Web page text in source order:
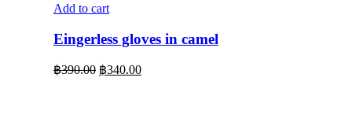
Add to cart
Eingerless gloves in camel
฿390.00 Original
฿340.00Current